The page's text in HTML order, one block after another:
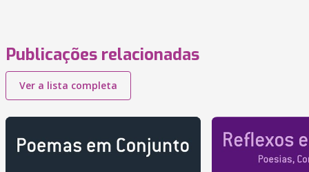
Publicações relacionadas
Ver a lista completa